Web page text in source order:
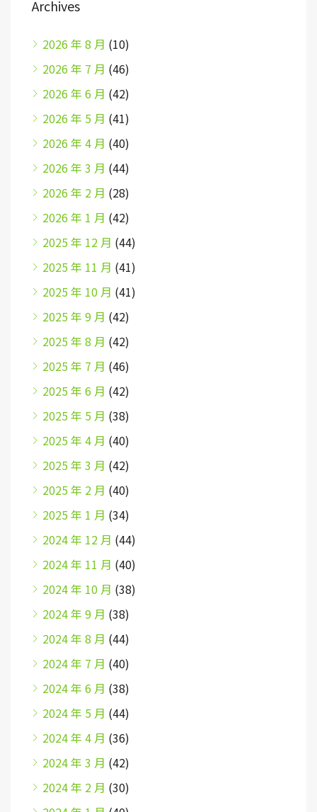
Archives
2026 年 8 月 (10)
2026 年 7 月 (46)
2026 年 6 月 (42)
2026 年 5 月 (41)
2026 年 4 月 (40)
2026 年 3 月 (44)
2026 年 2 月 (28)
2026 年 1 月 (42)
2025 年 12 月 (44)
2025 年 11 月 (41)
2025 年 10 月 (41)
2025 年 9 月 (42)
2025 年 8 月 (42)
2025 年 7 月 (46)
2025 年 6 月 (42)
2025 年 5 月 (38)
2025 年 4 月 (40)
2025 年 3 月 (42)
2025 年 2 月 (40)
2025 年 1 月 (34)
2024 年 12 月 (44)
2024 年 11 月 (40)
2024 年 10 月 (38)
2024 年 9 月 (38)
2024 年 8 月 (44)
2024 年 7 月 (40)
2024 年 6 月 (38)
2024 年 5 月 (44)
2024 年 4 月 (36)
2024 年 3 月 (42)
2024 年 2 月 (30)